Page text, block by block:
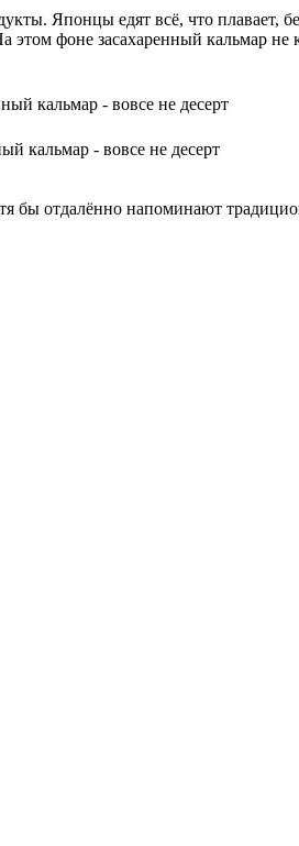
Японцы едят всё, что
фоне засахаренный кальмар
кальмар - вовсе не десерт
бы отдалённо напоминают